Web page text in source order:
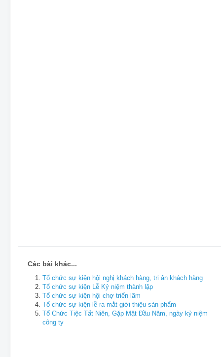
Các bài khác...
Tổ chức sự kiện hội nghị khách hàng, tri ân khách hàng
Tổ chức sự kiện Lễ Kỷ niệm thành lập
Tổ chức sự kiện hội chợ triển lãm
Tổ chức sự kiện lễ ra mắt giới thiệu sản phẩm
Tổ Chức Tiệc Tất Niên, Gặp Mặt Đầu Năm, ngày kỷ niệm
công ty